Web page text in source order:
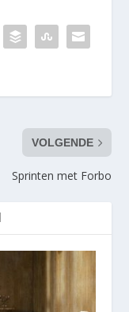
VOLGENDE
Sprinten met Forbo